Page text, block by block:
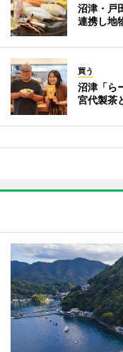
沼津・戸
連携し地
買う
沼津「ら
宮代製茶